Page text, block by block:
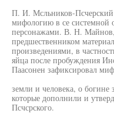
П. И. Мсльников-
мифологию в се системной
персонажами. В. Н.
предшественником
произведениями, в
яйца после пробуждения
Паасонен зафиксировал
земли и человека, о богине
которые дополнили и
Псчсрского.